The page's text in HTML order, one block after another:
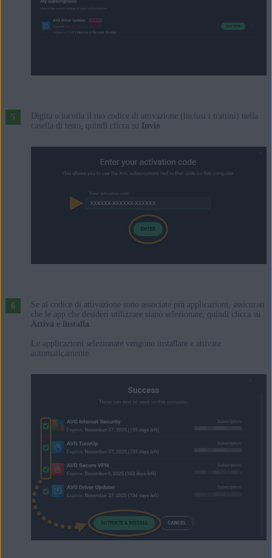
Digita o incolla il tuo codice di attivazione (inclusi i trattini) nella
casella di testo, quindi clicca su
Invio.
Se al codice di attivazione sono associate più applicazioni, assicurati
che le app che desideri utilizzare siano selezionate, quindi clicca su
Attiva e installa
Le applicazioni selezionate vengono installate e attivate
automaticamente.